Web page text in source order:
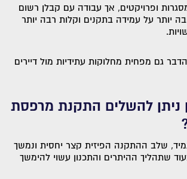
ופרויקטים, אך עבודה עם קבלן רשום
יותר על עמידה בתקנים וקלות רבה יותר
גם מפחית מחלוקות עתידיות מול דיירים
ניתן להשלים התקנת מרפסת
שלב ההתקנה הפיזית קצר יחסית ונמשך
שתהליך ההיתרים והתכנון עשוי להימשך